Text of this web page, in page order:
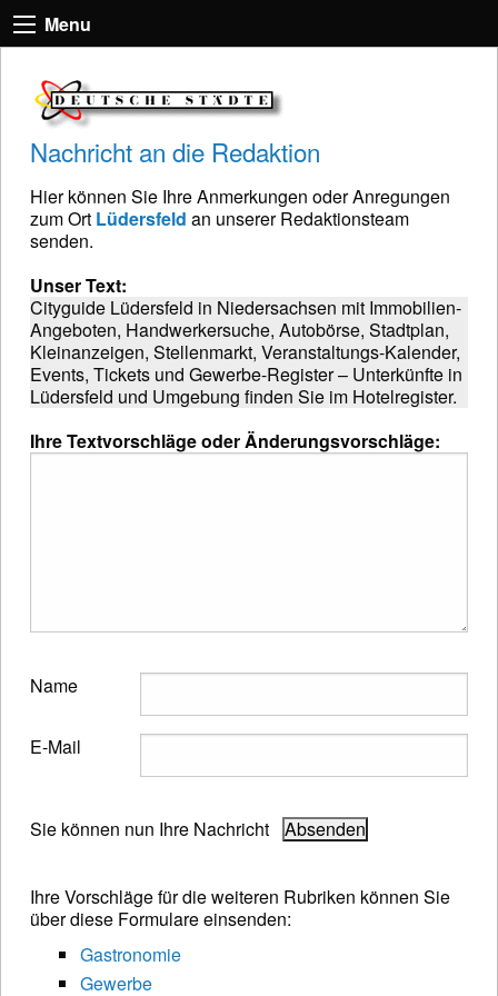
Menu
Nachricht an die Redaktion
Hier können Sie Ihre Anmerkungen oder Anregungen
zum Ort Lüdersfeld an unserer Redaktionsteam
senden.
Unser Text:
Cityguide Lüdersfeld in Niedersachsen mit Immobilien-
Angeboten, Handwerkersuche, Autobörse, Stadtplan,
Kleinanzeigen, Stellenmarkt, Veranstaltungs-Kalender,
Events, Tickets und Gewerbe-Register – Unterkünfte in
Lüdersfeld und Umgebung finden Sie im Hotelregister.
Ihre Textvorschläge oder Änderungsvorschläge:
Name
E-Mail
Sie können nun Ihre Nachricht
Ihre Vorschläge für die weiteren Rubriken können Sie
über diese Formulare einsenden:
Gastronomie
Gewerbe